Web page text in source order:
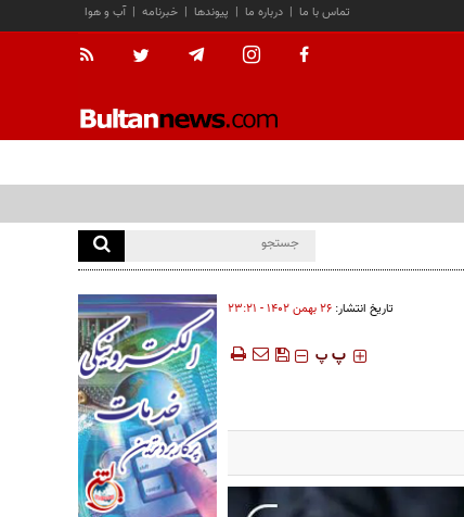
آب و هوا | خبرنامه | پیوندها | درباره ما | تماس با ما
تاریخ انتشار: ۲۶ بهمن ۱۴۰۲ - ۲۳:۲۱
‍‍‍ پ پ